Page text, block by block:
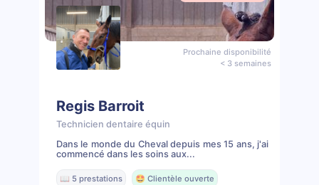
Prochaine disponibilité
< 3 semaines
Regis Barroit
Technicien dentaire équin
Dans le monde du Cheval depuis mes 15 ans, j'ai
commencé dans les soins aux...
📖 5 prestations 🤩 Clientèle ouverte